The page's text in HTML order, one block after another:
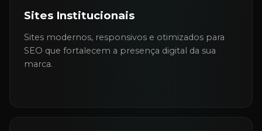
Sites Institucionais
Sites modernos, responsivos e otimizados para
SEO que fortalecem a presença digital da sua
marca.